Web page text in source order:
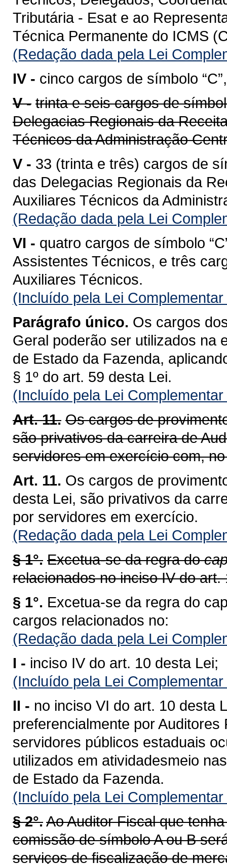
Tributária - Esat e ao
Técnica Permanente do ICMS
(Redação dada pela Lei
IV - cinco cargos de símbolo
V - trinta e seis cargos de
Delegacias Regionais da
Técnicos da Administração
V - 33 (trinta e três) cargos de
das Delegacias Regionais da
Auxiliares Técnicos da
(Redação dada pela Lei
VI - quatro cargos de símbolo
Assistentes Técnicos, e três
Auxiliares Técnicos.
(Incluído pela Lei
Parágrafo único. Os cargos
Geral poderão ser utilizados na
de Estado da Fazenda,
§ 1º do art. 59 desta Lei.
(Incluído pela Lei
Art. 11. Os cargos de
são privativos da carreira de
servidores em exercício com,
Art. 11. Os cargos de
desta Lei, são privativos da
por servidores em exercício.
(Redação dada pela Lei
§ 1°. Excetua-se da regra do
relacionados no inciso IV do art.
§ 1°. Excetua-se da regra do
cargos relacionados no:
(Redação dada pela Lei
I - inciso IV do art. 10 desta Lei;
(Incluído pela Lei
II - no inciso VI do art. 10 desta
preferencialmente por
servidores públicos estaduais
utilizados em atividadesmeio
de Estado da Fazenda.
(Incluído pela Lei
§ 2°.Ao Auditor Fiscal que
comissão de símbolo A ou B
serviços de fiscalização de